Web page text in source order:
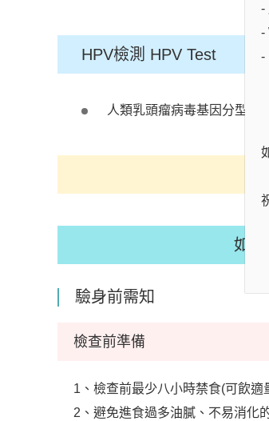
HPV檢測 HPV Test
人類乳頭瘤病毒基因分型
如結
驗身前需知
檢查前準備
1、檢查前最少八小時禁食(可飲適
2、避免進食過多油膩、不易消化
-
-
-